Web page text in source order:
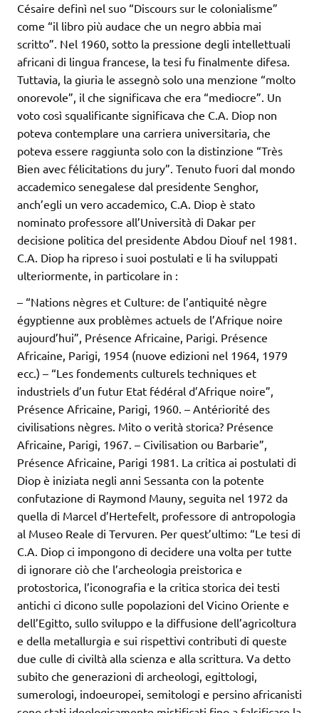
Césaire definì nel suo “Discours sur le colonialisme”
come “il libro più audace che un negro abbia mai
scritto”. Nel 1960, sotto la pressione degli intellettuali
africani di lingua francese, la tesi fu finalmente difesa.
Tuttavia, la giuria le assegnò solo una menzione “molto
onorevole”, il che significava che era “mediocre”. Un
voto così squalificante significava che C.A. Diop non
poteva contemplare una carriera universitaria, che
poteva essere raggiunta solo con la distinzione “Très
Bien avec félicitations du jury”. Tenuto fuori dal mondo
accademico senegalese dal presidente Senghor,
anch’egli un vero accademico, C.A. Diop è stato
nominato professore all’Università di Dakar per
decisione politica del presidente Abdou Diouf nel 1981.
C.A. Diop ha ripreso i suoi postulati e li ha sviluppati
ulteriormente, in particolare in :
– “Nations nègres et Culture: de l’antiquité nègre
égyptienne aux problèmes actuels de l’Afrique noire
aujourd’hui”, Présence Africaine, Parigi. Présence
Africaine, Parigi, 1954 (nuove edizioni nel 1964, 1979
ecc.) – “Les fondements culturels techniques et
industriels d’un futur Etat fédéral d’Afrique noire”,
Présence Africaine, Parigi, 1960. – Antériorité des
civilisations nègres. Mito o verità storica? Présence
Africaine, Parigi, 1967. – Civilisation ou Barbarie”,
Présence Africaine, Parigi 1981. La critica ai postulati di
Diop è iniziata negli anni Sessanta con la potente
confutazione di Raymond Mauny, seguita nel 1972 da
quella di Marcel d’Hertefelt, professore di antropologia
al Museo Reale di Tervuren. Per quest’ultimo: “Le tesi di
C.A. Diop ci impongono di decidere una volta per tutte
di ignorare ciò che l’archeologia preistorica e
protostorica, l’iconografia e la critica storica dei testi
antichi ci dicono sulle popolazioni del Vicino Oriente e
dell’Egitto, sullo sviluppo e la diffusione dell’agricoltura
e della metallurgia e sui rispettivi contributi di queste
due culle di civiltà alla scienza e alla scrittura. Va detto
subito che generazioni di archeologi, egittologi,
sumerologi, indoeuropei, semitologi e persino africanisti